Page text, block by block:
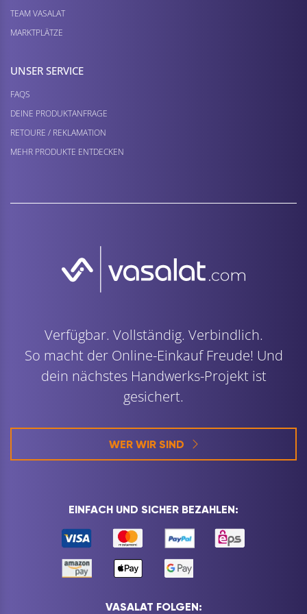
TEAM VASALAT
MARKTPLÄTZE
UNSER SERVICE
FAQS
DEINE PRODUKTANFRAGE
RETOURE / REKLAMATION
MEHR PRODUKTE ENTDECKEN
Verfügbar. Vollständig. Verbindlich.
So macht der Online-Einkauf Freude! Und
dein nächstes Handwerks-Projekt ist
gesichert.
WER WIR SIND
EINFACH UND SICHER BEZAHLEN:
VASALAT FOLGEN: